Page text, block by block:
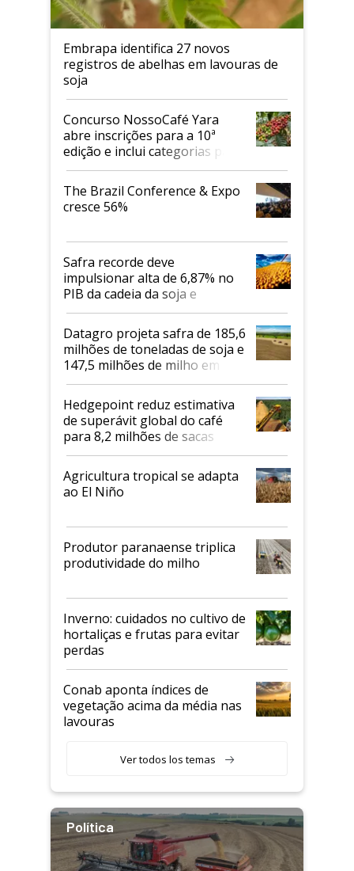
Embrapa identifica 27 novos
registros de abelhas em lavouras de
soja
Concurso NossoCafé Yara
abre inscrições para a 10ª
edição e inclui categorias para
cafés Canephora
The Brazil Conference & Expo
cresce 56%
Safra recorde deve
impulsionar alta de 6,87% no
PIB da cadeia da soja e
biodiesel em 2026
Datagro projeta safra de 185,6
milhões de toneladas de soja e
147,5 milhões de milho em
2026/27
Hedgepoint reduz estimativa
de superávit global do café
para 8,2 milhões de sacas
Agricultura tropical se adapta
ao El Niño
Produtor paranaense triplica
produtividade do milho
Inverno: cuidados no cultivo de
hortaliças e frutas para evitar
perdas
Conab aponta índices de
vegetação acima da média nas
lavouras
Ver todos los temas
Política